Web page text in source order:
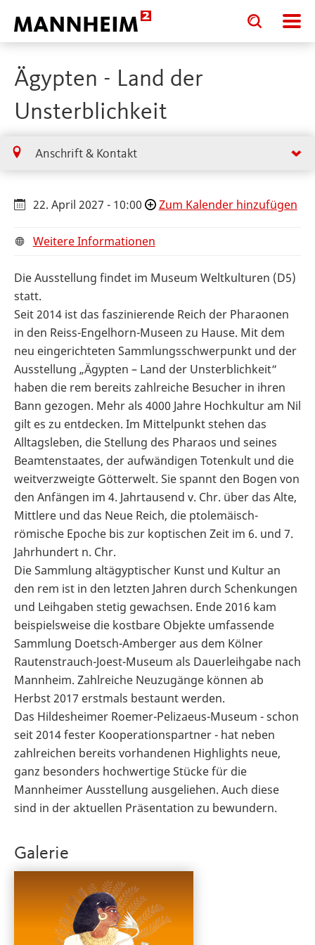
Toggle
search
input
Toggle
search
input
Ägypten - Land der
Unsterblichkeit
Anschrift & Kontakt
22. April 2027 - 10:00 Zum Kalender hinzufügen
Weitere Informationen
Die Ausstellung findet im Museum Weltkulturen (D5)
statt.
Seit 2014 ist das faszinierende Reich der Pharaonen
in den Reiss-Engelhorn-Museen zu Hause. Mit dem
neu eingerichteten Sammlungsschwerpunkt und der
Ausstellung „Ägypten – Land der Unsterblichkeit“
haben die rem bereits zahlreiche Besucher in ihren
Bann gezogen. Mehr als 4000 Jahre Hochkultur am Nil
gilt es zu entdecken. Im Mittelpunkt stehen das
Alltagsleben, die Stellung des Pharaos und seines
Beamtenstaates, der aufwändigen Totenkult und die
weitverzweigte Götterwelt. Sie spannt den Bogen von
den Anfängen im 4. Jahrtausend v. Chr. über das Alte,
Mittlere und das Neue Reich, die ptolemäisch-
römische Epoche bis zur koptischen Zeit im 6. und 7.
Jahrhundert n. Chr.
Die Sammlung altägyptischer Kunst und Kultur an
den rem ist in den letzten Jahren durch Schenkungen
und Leihgaben stetig gewachsen. Ende 2016 kam
beispielsweise die kostbare Objekte umfassende
Sammlung Doetsch-Amberger aus dem Kölner
Rautenstrauch-Joest-Museum als Dauerleihgabe nach
Mannheim. Zahlreiche Neuzugänge können ab
Herbst 2017 erstmals bestaunt werden.
Das Hildesheimer Roemer-Pelizaeus-Museum - schon
seit 2014 fester Kooperationspartner - hat neben
zahlreichen bereits vorhandenen Highlights neue,
ganz besonders hochwertige Stücke für die
Mannheimer Ausstellung ausgeliehen. Auch diese
sind in der aktuellen Präsentation zu bewundern.
Galerie